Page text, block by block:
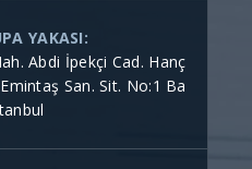
YAKASI:
Abdi İpekçi Cad. Hanç
San. Sit. No:1 Ba